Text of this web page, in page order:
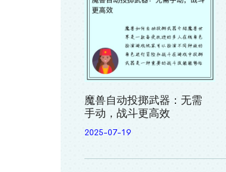
魔兽自动投掷武器：无需
手动，战斗更高效
2025-07-19